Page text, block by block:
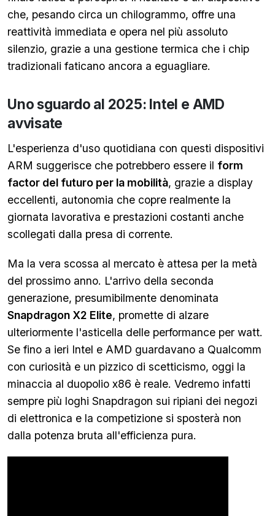
che, pesando circa un chilogrammo, offre una
reattività immediata e opera nel più assoluto
silenzio, grazie a una gestione termica che i chip
tradizionali faticano ancora a eguagliare.
Uno sguardo al 2025: Intel e AMD
avvisate
L'esperienza d'uso quotidiana con questi dispositivi
ARM suggerisce che potrebbero essere il form
factor del futuro per la mobilità, grazie a display
eccellenti, autonomia che copre realmente la
giornata lavorativa e prestazioni costanti anche
scollegati dalla presa di corrente.
Ma la vera scossa al mercato è attesa per la metà
del prossimo anno. L'arrivo della seconda
generazione, presumibilmente denominata
Snapdragon X2 Elite, promette di alzare
ulteriormente l'asticella delle performance per watt.
Se fino a ieri Intel e AMD guardavano a Qualcomm
con curiosità e un pizzico di scetticismo, oggi la
minaccia al duopolio x86 è reale. Vedremo infatti
sempre più loghi Snapdragon sui ripiani dei negozi
di elettronica e la competizione si sposterà non
dalla potenza bruta all'efficienza pura.